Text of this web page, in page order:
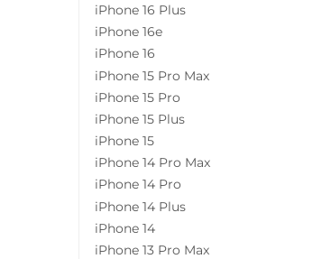
iPhone 16 Plus
iPhone 16e
iPhone 16
iPhone 15 Pro Max
iPhone 15 Pro
iPhone 15 Plus
iPhone 15
iPhone 14 Pro Max
iPhone 14 Pro
iPhone 14 Plus
iPhone 14
iPhone 13 Pro Max